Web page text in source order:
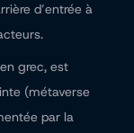
d’entrée à
grec, est
(métaverse
par la